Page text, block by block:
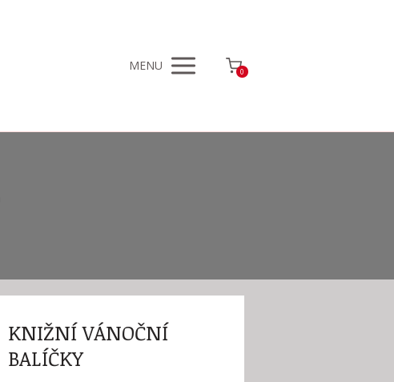
MENU 0
KNIŽNÍ VÁNOČNÍ
BALÍČKY